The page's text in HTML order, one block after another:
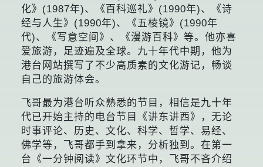
化》(1987年)、《百科巡礼》(1990年)、《诗
经与人生》(1990年)、《五棱镜》(1990年
代)、《写意空间》、《漫游百科》等。他亦喜
爱旅游，足迹遍及全球。九十年代中期，他为
港台网站撰写了不少高质素的文化游记，畅谈
自己的旅游体会。
飞哥最为港台听众熟悉的节目，相信是九十年
代已开始主持的电台节目《讲东讲西》，无论
时事评论、历史、文化、科学、哲学、易经、
佛学等，飞哥都手到拿来，分析独到。在第一
台《一分钟阅读》文化环节中，飞哥不吝介绍